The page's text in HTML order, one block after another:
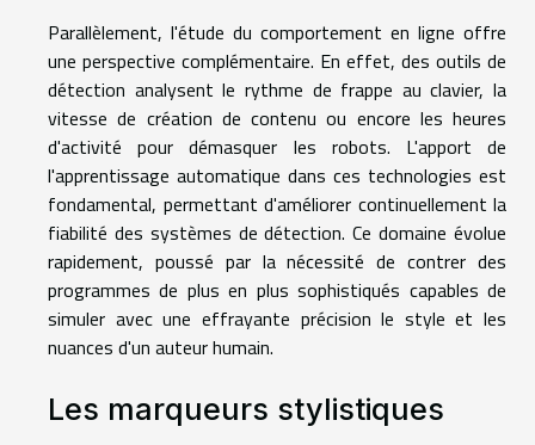
Parallèlement, l'étude du comportement en ligne offre
une perspective complémentaire. En effet, des outils de
détection analysent le rythme de frappe au clavier, la
vitesse de création de contenu ou encore les heures
d'activité pour démasquer les robots. L'apport de
l'apprentissage automatique dans ces technologies est
fondamental, permettant d'améliorer continuellement la
fiabilité des systèmes de détection. Ce domaine évolue
rapidement, poussé par la nécessité de contrer des
programmes de plus en plus sophistiqués capables de
simuler avec une effrayante précision le style et les
nuances d'un auteur humain.
Les marqueurs stylistiques